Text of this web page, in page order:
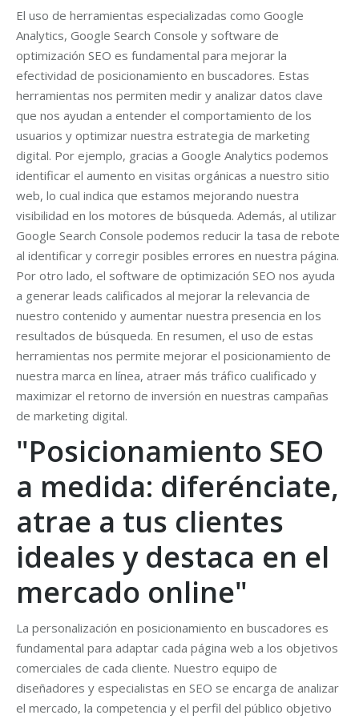
El uso de herramientas especializadas como Google
Analytics, Google Search Console y software de
optimización SEO es fundamental para mejorar la
efectividad de posicionamiento en buscadores. Estas
herramientas nos permiten medir y analizar datos clave
que nos ayudan a entender el comportamiento de los
usuarios y optimizar nuestra estrategia de marketing
digital. Por ejemplo, gracias a Google Analytics podemos
identificar el aumento en visitas orgánicas a nuestro sitio
web, lo cual indica que estamos mejorando nuestra
visibilidad en los motores de búsqueda. Además, al utilizar
Google Search Console podemos reducir la tasa de rebote
al identificar y corregir posibles errores en nuestra página.
Por otro lado, el software de optimización SEO nos ayuda
a generar leads calificados al mejorar la relevancia de
nuestro contenido y aumentar nuestra presencia en los
resultados de búsqueda. En resumen, el uso de estas
herramientas nos permite mejorar el posicionamiento de
nuestra marca en línea, atraer más tráfico cualificado y
maximizar el retorno de inversión en nuestras campañas
de marketing digital.
"Posicionamiento SEO
a medida: diferénciate,
atrae a tus clientes
ideales y destaca en el
mercado online"
La personalización en posicionamiento en buscadores es
fundamental para adaptar cada página web a los objetivos
comerciales de cada cliente. Nuestro equipo de
diseñadores y especialistas en SEO se encarga de analizar
el mercado, la competencia y el perfil del público objetivo